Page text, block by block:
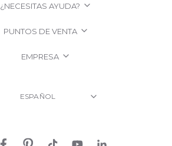
¿NECESITAS AYUDA?
PUNTOS DE VENTA
EMPRESA